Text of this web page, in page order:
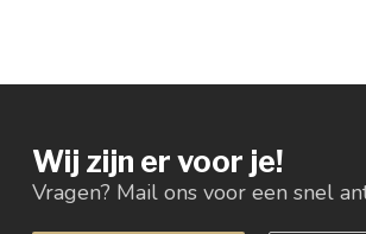
Wij zijn er voor je!
Vragen? Mail ons voor een snel